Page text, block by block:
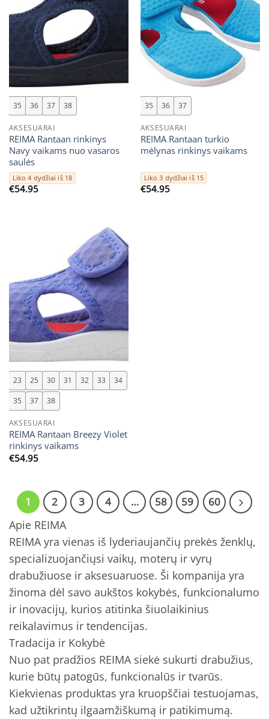
35 36 37 38
AKSESUARAI
REIMA Rantaan rinkinys
Navy vaikams nuo vasaros
saulės
Liko 4 dydžiai iš 18
€54.95
35 36 37
AKSESUARAI
REIMA Rantaan turkio
mėlynas rinkinys vaikams
Liko 3 dydžiai iš 15
€54.95
23 25 30 31 32 33
34
35
37 38
AKSESUARAI
REIMA Rantaan Breezy Violet
rinkinys vaikams
€54.95
1 2 3 4 … 58 59 60
Apie REIMA
REIMA yra vienas iš lyderiaujančių prekės ženklų,
specializuojančiųsi vaikų, moterų ir vyrų
drabužiuose ir aksesuaruose. Ši kompanija yra
žinoma dėl savo aukštos kokybės, funkcionalumo
ir inovacijų, kurios atitinka šiuolaikinius
reikalavimus ir tendencijas.
Tradacija ir Kokybė
Nuo pat pradžios REIMA siekė sukurti drabužius,
kurie būtų patogūs, funkcionalūs ir tvarūs.
Kiekvienas produktas yra kruopščiai testuojamas,
kad užtikrintų ilgaamžiškumą ir patikimumą.